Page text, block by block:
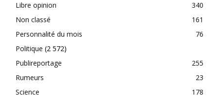
Libre opinion
340
Non classé
161
Personnalité du mois
76
Politique (2 572)
Publireportage
255
Rumeurs
23
Science
178